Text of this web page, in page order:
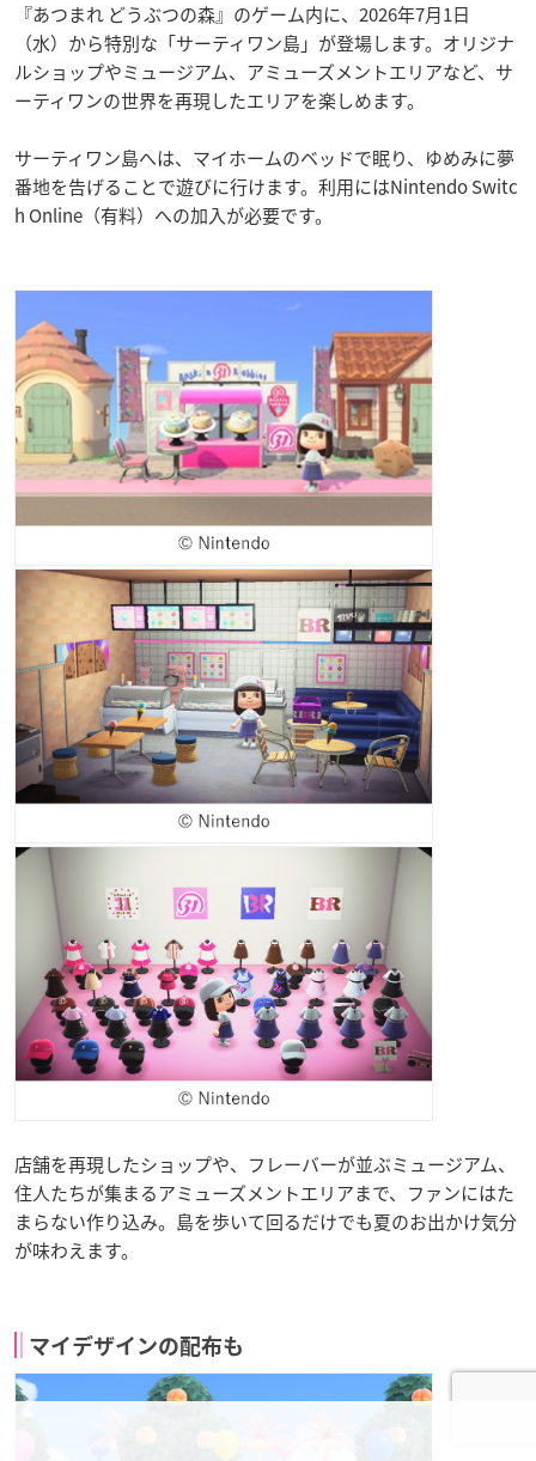
『あつまれ どうぶつの森』のゲーム内に、2026年7月1日
（水）から特別な「サーティワン島」が登場します。オリジナ
ルショップやミュージアム、アミューズメントエリアなど、サ
ーティワンの世界を再現したエリアを楽しめます。
サーティワン島へは、マイホームのベッドで眠り、ゆめみに夢
番地を告げることで遊びに行けます。利用にはNintendo Switc
h Online（有料）への加入が必要です。
店舗を再現したショップや、フレーバーが並ぶミュージアム、
住人たちが集まるアミューズメントエリアまで、ファンにはた
まらない作り込み。島を歩いて回るだけでも夏のお出かけ気分
が味わえます。
マイデザインの配布も